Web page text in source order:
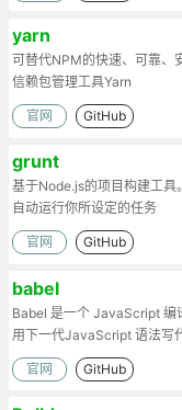
yarn
可替代NPM的快速、可靠、
信赖包管理工具Yarn
官网 GitHub
grunt
基于Node.js的项目构建工具
自动运行你所设定的任务
官网 GitHub
babel
Babel 是一个 JavaScript 编
用下一代JavaScript 语法写
官网 GitHub